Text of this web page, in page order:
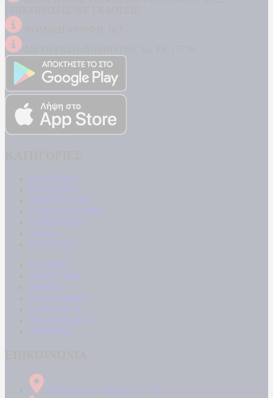
ΠΟΛΙΤΙΚΗ
ΚΟΙΝΩΝΙΑ
ΜΠΟΥΡΛΟΤΟ
ΠΑΡΑΠΟΛΙΤΙΚΑ
ΟΙΚΟΝΟΜΙΑ
ΥΓΕΙΑ
ΕΝΕΡΓΕΙΑ
ΚΟΣΜΟΣ
ΑΘΛΗΤΙΚΑ
MEDIA
ΠΟΛΙΤΙΣΜΟΣ
LIFESTYLE
ΤΕΧΝΟΛΟΓΙΑ
ΑΠΟΨΕΙΣ
Δήμητρος 31 Ταύρος, 177 78